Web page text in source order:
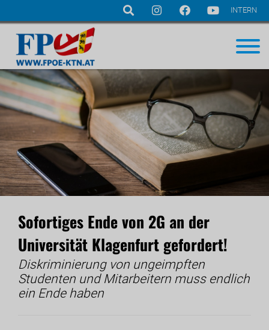
Navigation
überspringen
INTERN
Sofortiges Ende von 2G an der
Universität Klagenfurt gefordert!
Diskriminierung von ungeimpften
Studenten und Mitarbeitern muss endlich
ein Ende haben